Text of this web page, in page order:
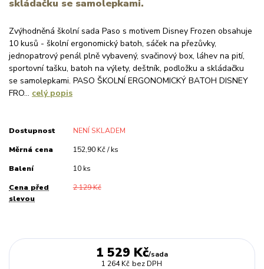
skládačku se samolepkami.
Zvýhodněná školní sada Paso s motivem Disney Frozen obsahuje
10 kusů - školní ergonomický batoh, sáček na přezůvky,
jednopatrový penál plně vybavený, svačinový box, láhev na pití,
sportovní tašku, batoh na výlety, deštník, podložku a skládačku
se samolepkami. PASO ŠKOLNÍ ERGONOMICKÝ BATOH DISNEY
FRO... celý popis
Dostupnost NENÍ SKLADEM
Měrná cena 152,90 Kč / ks
Balení 10 ks
Cena před
slevou
2 129 Kč
1 529 Kč/sada
1 264 Kč bez DPH